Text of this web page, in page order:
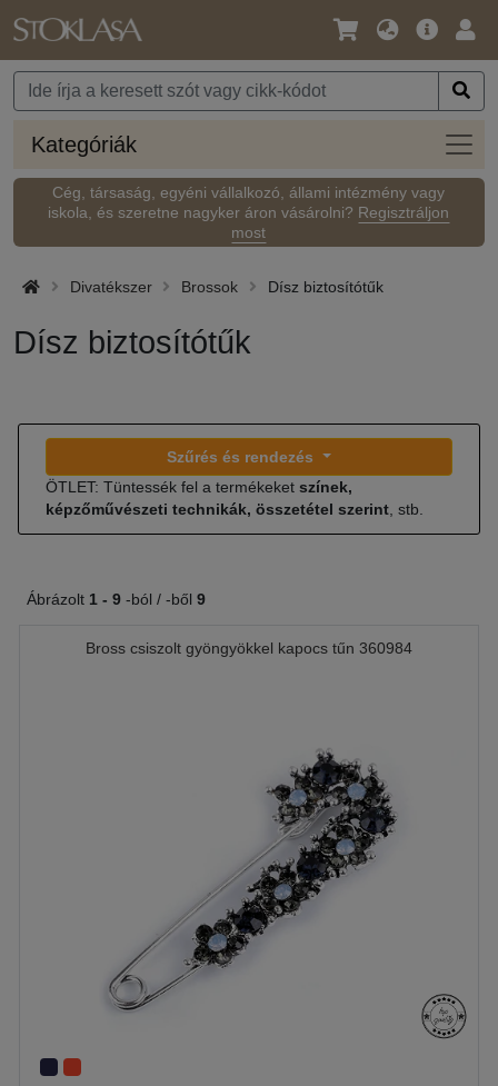
Nyelv
Pénznem
Fő
Kategóriák
Cég, társaság, egyéni vállalkozó, állami intézmény vagy
iskola, és szeretne nagyker áron vásárolni? Regisztráljon
most
Divatékszer Brossok Dísz biztosítótűk
Dísz biztosítótűk
Szűrés és rendezés
ÖTLET: Tüntessék fel a termékeket színek,
képzőművészeti technikák, összetétel szerint , stb.
Ábrázolt 1 - 9 -ból / -ből 9
Bross csiszolt gyöngyökkel kapocs tűn 360984